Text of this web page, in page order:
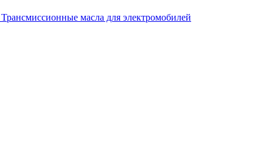
Трансмиссионные масла для электромобилей